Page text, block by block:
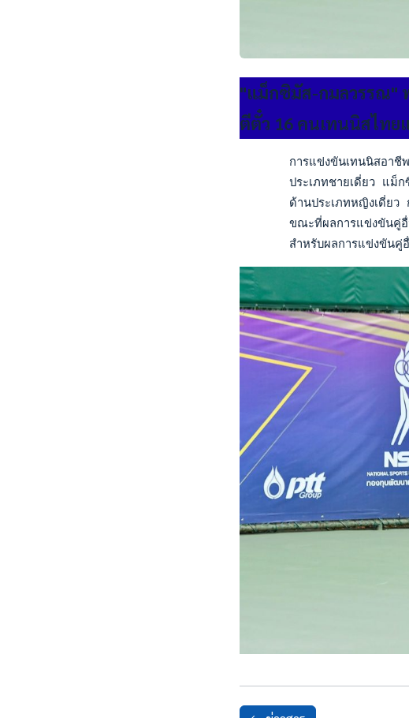
"แม็กซิมัส-กมลวรรณ"
ตีตั๋ว 16 คนเทนนิสไทย
การแข่งขันเทนนิสอาชี
ประเภทชายเดี่ยว แม็
ด้านประเภทหญิงเดี่ยว
ขณะที่ผลการแข่งขันคู่
สำหรับผลการแข่งขันคู่